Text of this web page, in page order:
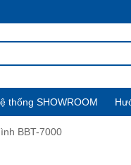
thống SHOWROOM
BBT-7000